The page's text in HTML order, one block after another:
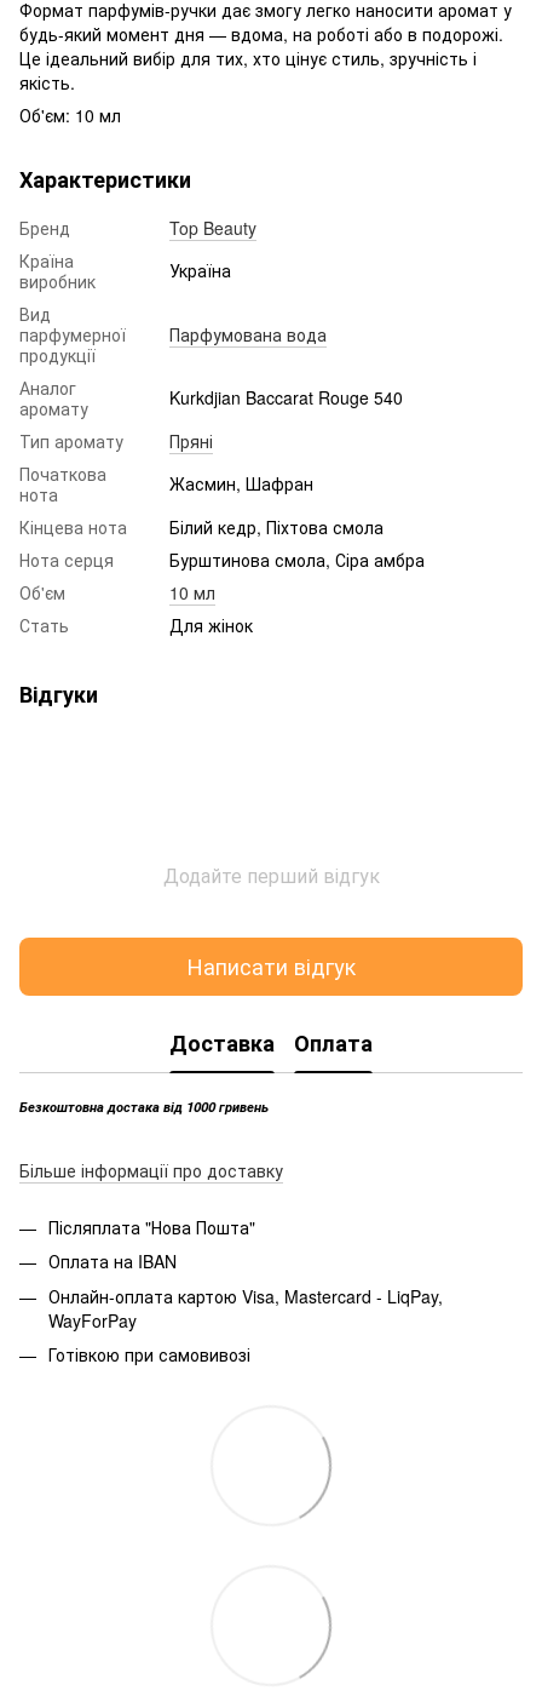
Формат парфумів-ручки дає змогу легко наносити аромат у
будь-який момент дня — вдома, на роботі або в подорожі.
Це ідеальний вибір для тих, хто цінує стиль, зручність і
якість.
Об'єм: 10 мл
Характеристики
Бренд
Top Beauty
Країна
виробник
Україна
Вид
парфумерної
продукції
Парфумована вода
Аналог
аромату
Kurkdjian Baccarat Rouge 540
Тип аромату
Пряні
Початкова
нота
Жасмин, Шафран
Кінцева нота
Білий кедр, Піхтова смола
Нота серця
Бурштинова смола, Сіра амбра
Об'єм
10 мл
Стать
Для жінок
Відгуки
Додайте перший відгук
Написати відгук
Доставка Оплата
Безкоштовна достака від 1000 гривень
Більше інформації про доставку
Післяплата "Нова Пошта"
Оплата на IBAN
Онлайн-оплата картою Visa, Mastercard - LiqPay,
WayForPay
Готівкою при самовивозі